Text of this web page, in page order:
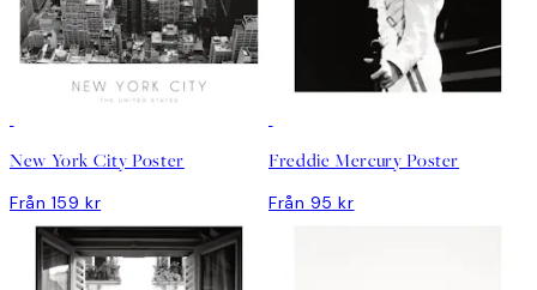
New York City Poster
Från 159 kr
Freddie Mercury Poster
Från 95 kr